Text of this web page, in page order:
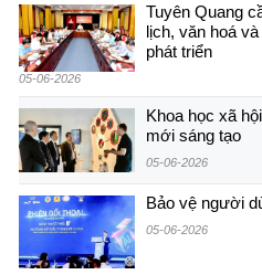
Tuyên Quang
lịch, văn hoá
phát triển
05-06-2026
Khoa học xã
mới sáng tạo
05-06-2026
Bảo vệ người
05-06-2026